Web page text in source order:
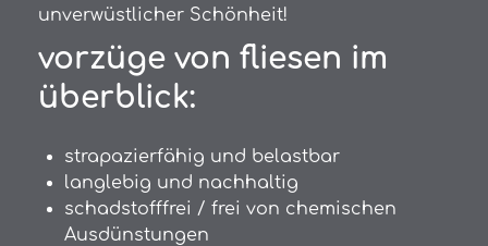
unverwüstlicher Schönheit!
vorzüge von fliesen im
überblick:
strapazierfähig und belastbar
langlebig und nachhaltig
schadstofffrei / frei von chemischen
Ausdünstungen